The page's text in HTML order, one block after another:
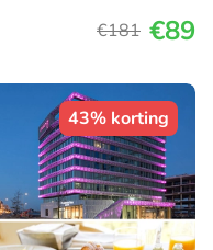
€181 €89
43% korting